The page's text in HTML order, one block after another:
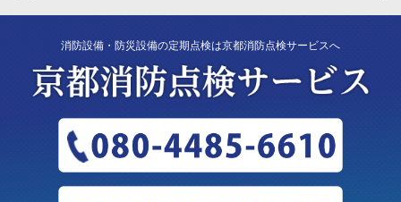
消防設備・防災設備の定期点検は京都消防点検サービスへ